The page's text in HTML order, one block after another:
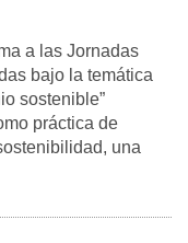
a las Jornadas
bajo la temática
sostenible”
práctica de
una